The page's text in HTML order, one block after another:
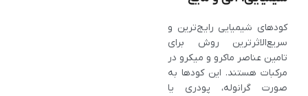
کودهای شیمیایی رایج‌ترین و
سریع‌الاثرترین روش برای
تامین عناصر ماکرو و میکرو در
مرکبات هستند. این کودها به‌
صورت گرانوله، پودری یا